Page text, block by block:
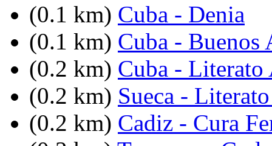
(0.1 km) Cuba - Denia
(0.1 km) Cuba - Buenos
(0.2 km) Cuba - Literato
(0.2 km) Sueca -
(0.2 km) Cadiz - Cura